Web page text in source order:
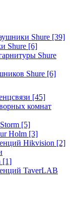
Shure [39]
Shure [6]
Shure
Shure [6]
[45]
комнат
[5]
Holm [3]
Hikvision [2]
[1]
TaverLAB